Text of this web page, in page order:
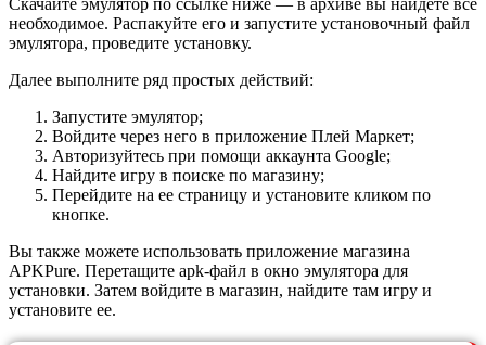
необходимое. Распакуйте его и запустите установочный файл
эмулятора, проведите установку.
Далее выполните ряд простых действий:
Запустите эмулятор;
Войдите через него в приложение Плей Маркет;
Авторизуйтесь при помощи аккаунта Google;
Найдите игру в поиске по магазину;
Перейдите на ее страницу и установите кликом по
кнопке.
Вы также можете использовать приложение магазина
APKPure. Перетащите apk-файл в окно эмулятора для
установки. Затем войдите в магазин, найдите там игру и
установите ее.